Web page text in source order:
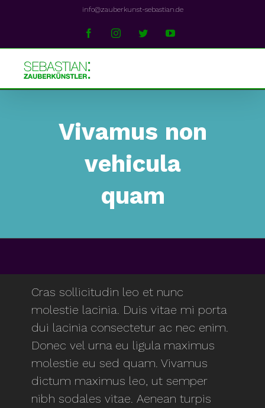
info@zauberkunst-sebastian.de
FacebookInstagramTwitterYouTube
Vivamus non
vehicula
quam
Cras sollicitudin leo et nunc
molestie lacinia. Duis vitae mi porta
dui lacinia consectetur ac nec enim.
Donec vel urna eu ligula maximus
molestie eu sed quam. Vivamus
dictum maximus leo, ut semper
nibh sodales vitae. Aenean turpis